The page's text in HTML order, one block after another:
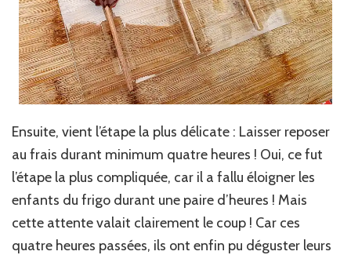
Ensuite, vient l’étape la plus délicate : Laisser reposer
au frais durant minimum quatre heures ! Oui, ce fut
l’étape la plus compliquée, car il a fallu éloigner les
enfants du frigo durant une paire d’heures ! Mais
cette attente valait clairement le coup ! Car ces
quatre heures passées, ils ont enfin pu déguster leurs